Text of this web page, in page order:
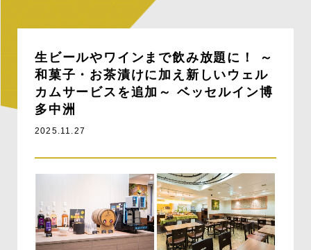
生ビールやワインまで飲み放題に！ ～
和菓子・お茶漬けに加え新しいウェル
カムサービスを追加～ ベッセルイン博
多中洲
2025.11.27